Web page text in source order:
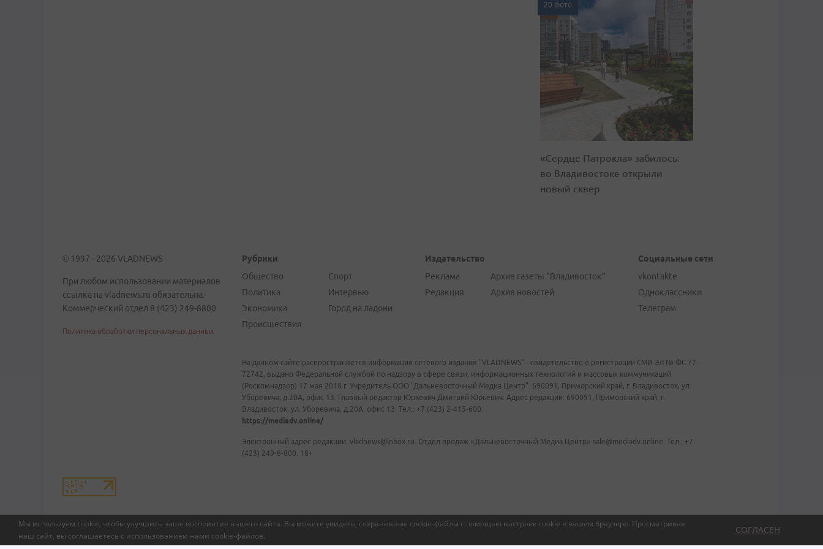
Мы используем cookie, чтобы улучшить ваше восприятие нашего сайта. Вы можете увидеть, сохраненные cookie-файлы с помощью настроек cookie в вашем браузере. Просматривая
наш сайт, вы соглашаетесь с использованием нами cookie-файлов.
СОГЛАСЕН
20 фото
«Сердце Патрокла» забилось:
во Владивостоке открыли
новый сквер
© 1997 - 2026 VLADNEWS
При любом использовании материалов
ссылка на vladnews.ru обязательна.
Коммерческий отдел 8 (423) 249-8800
Политика обработки персональных данных
Рубрики
Общество
Политика
Экономика
Происшествия
Спорт
Интервью
Город на ладони
Издательство
Реклама
Редакция
Архив газеты "Владивосток"
Архив новостей
Социальные сети
vkontakte
Одноклассники
Телеграм
На данном сайте распространяется информация сетевого издания "VLADNEWS" - свидетельство о регистрации СМИ ЭЛ № ФС 77 -
72742, выдано Федеральной службой по надзору в сфере связи, информационных технологий и массовых коммуникаций
(Роскомнадзор) 17 мая 2018 г. Учредитель ООО "Дальневосточный Медиа Центр". 690091, Приморский край, г. Владивосток, ул.
Уборевича, д.20А, офис 13. Главный редактор Юркевич Дмитрий Юрьевич. Адрес редакции: 690091, Приморский край, г.
Владивосток, ул. Уборевича, д.20А, офис 13. Тел.: +7 (423) 2-415-600.
https://mediadv.online/
Электронный адрес редакции: vladnews@inbox.ru. Отдел продаж «Дальневосточный Медиа Центр» sale@mediadv.online. Тел.: +7
(423) 249-8-800. 18+